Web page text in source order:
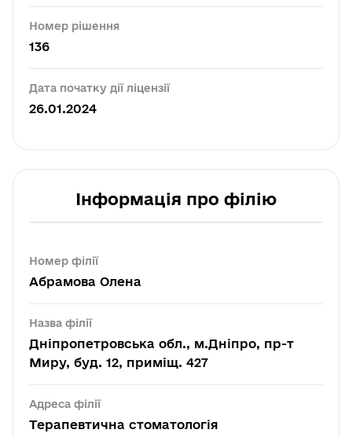
Номер рішення
136
Дата початку дії ліцензії
26.01.2024
Інформація про філію
Номер філії
Абрамова Олена
Назва філії
Дніпропетровська обл., м.Дніпро, пр-т
Миру, буд. 12, приміщ. 427
Адреса філії
Терапевтична стоматологія